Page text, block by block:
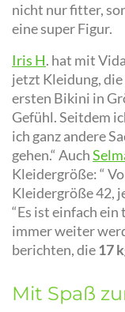
nicht nur fitter,
eine super Figur.
Iris H. hat mit
jetzt Kleidung,
ersten Bikini in
Gefühl. Seitdem
ich ganz andere
gehen.“ Auch
Kleidergröße: “
Kleidergröße 42,
“Es ist einfach
immer weiter
berichten, die17
Mit Spaß